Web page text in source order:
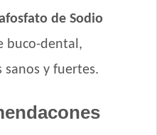
de Sodio
buco-dental,
y fuertes.